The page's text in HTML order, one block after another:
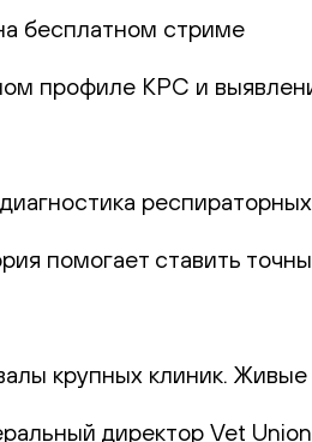
бесплатном стриме
профиле КРС и
помогает ставить
крупных клиник.
директор Vet